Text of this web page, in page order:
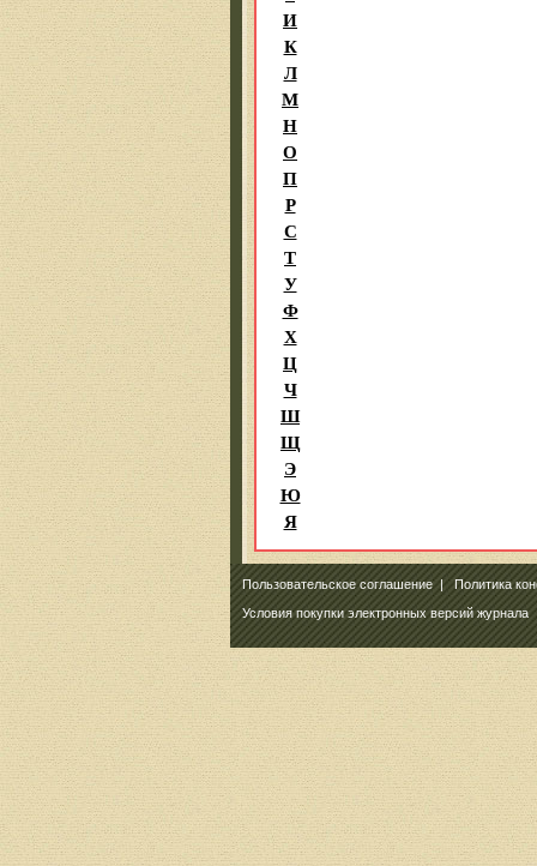
И
К
Л
М
Н
О
П
Р
С
Т
У
Ф
Х
Ц
Ч
Ш
Щ
Э
Ю
Я
Пользовательское соглашение|Политика
Условия покупки электронных версий журнала